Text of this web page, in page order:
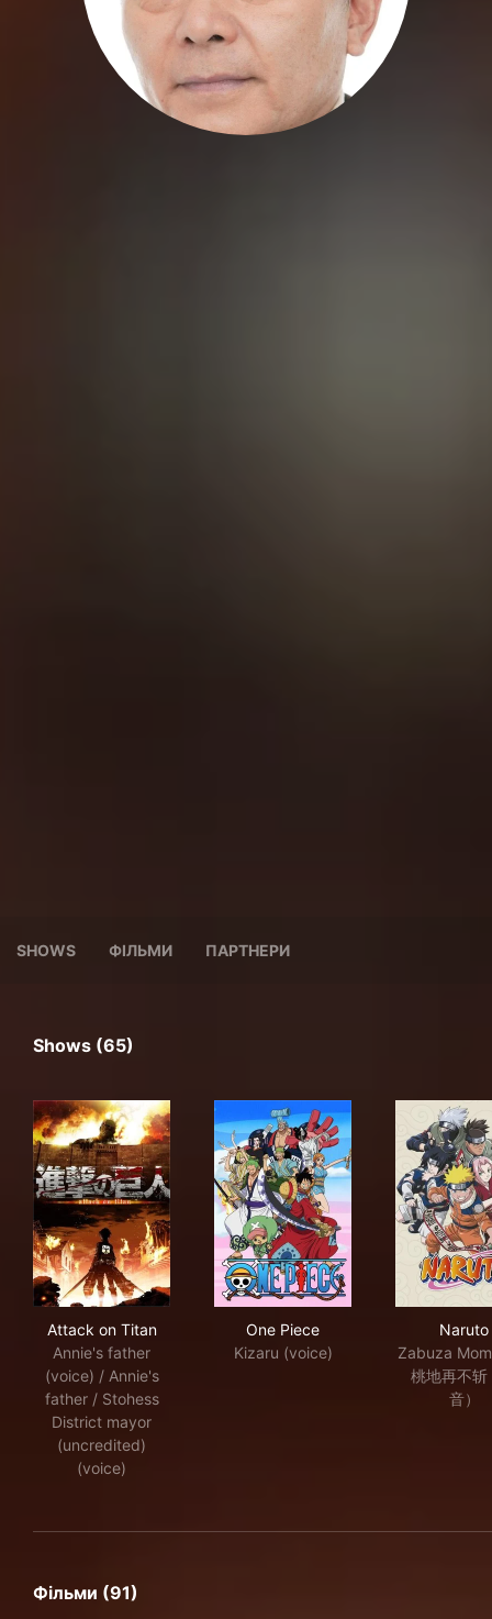
SHOWS ФІЛЬМИ ПАРТНЕРИ
Shows (65)
Attack on Titan
Annie's father
(voice) / Annie's
father / Stohess
District mayor
(uncredited)
(voice)
One Piece
Kizaru (voice)
Naruto
Zabuza
桃地再不斩
音）
Фільми (91)